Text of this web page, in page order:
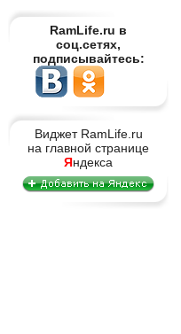
RamLife.ru в
соц.сетях,
подписывайтесь:
Виджет RamLife.ru
на главной странице
Яндекса